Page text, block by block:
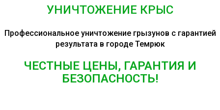
УНИЧТОЖЕНИЕ КРЫС
Профессиональное уничтожение грызунов с гарантией
результата в городе Темрюк
ЧЕСТНЫЕ ЦЕНЫ, ГАРАНТИЯ И
БЕЗОПАСНОСТЬ!